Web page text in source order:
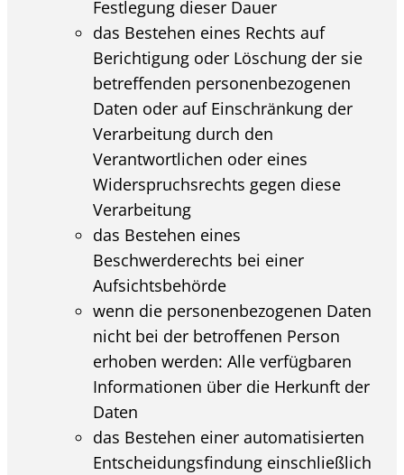
Festlegung dieser Dauer
das Bestehen eines Rechts auf
Berichtigung oder Löschung der sie
betreffenden personenbezogenen
Daten oder auf Einschränkung der
Verarbeitung durch den
Verantwortlichen oder eines
Widerspruchsrechts gegen diese
Verarbeitung
das Bestehen eines
Beschwerderechts bei einer
Aufsichtsbehörde
wenn die personenbezogenen Daten
nicht bei der betroffenen Person
erhoben werden: Alle verfügbaren
Informationen über die Herkunft der
Daten
das Bestehen einer automatisierten
Entscheidungsfindung einschließlich